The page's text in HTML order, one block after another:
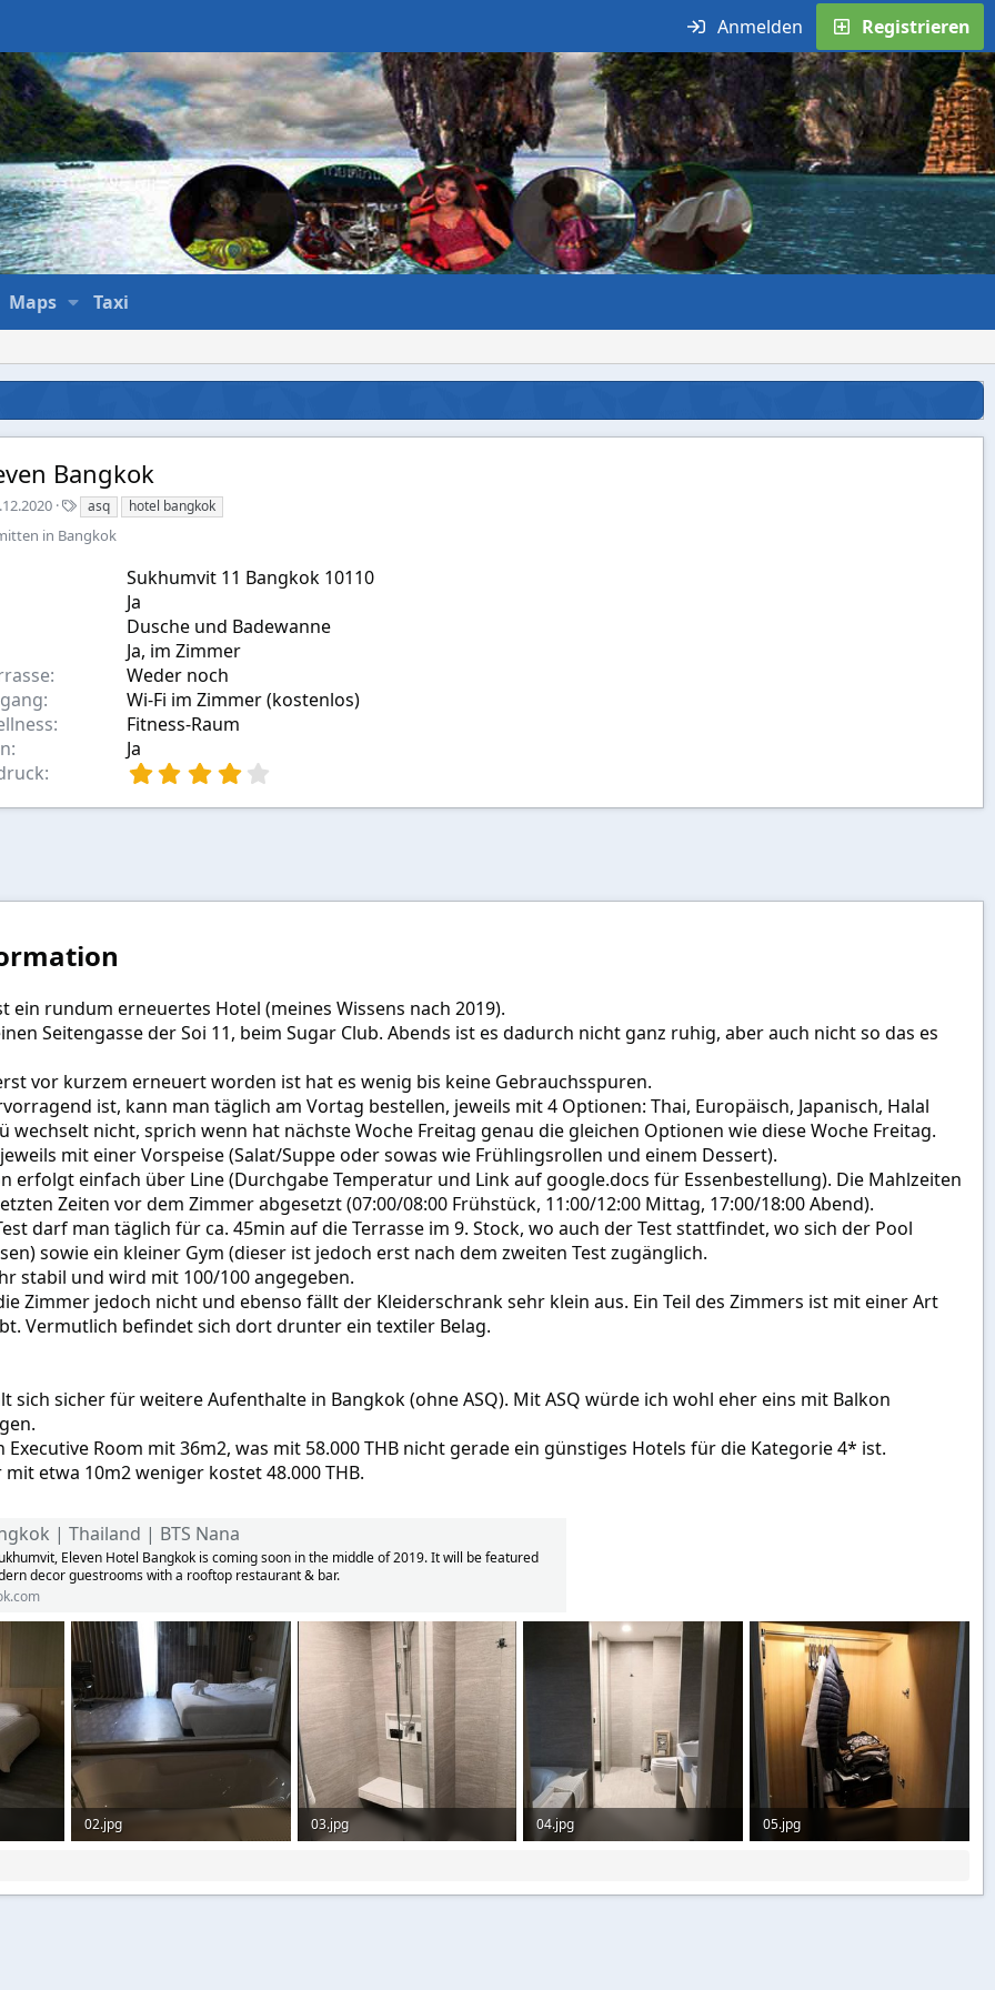
Anmelden Registrieren
Maps Taxi
Bangkok
S
t
i
asq hotel bangkok
in Bangkok
Sukhumvit 11 Bangkok 10110
Ja
Dusche und Badewanne
Ja, im Zimmer
Weder noch
Wi-Fi im Zimmer (kostenlos)
Fitness-Raum
Ja
0
e
)
ein rundum erneuertes Hotel (meines Wissens nach 2019).
Seitengasse der Soi 11, beim Sugar Club. Abends ist es dadurch nicht ganz ruhig, aber auch nicht so das es
vor kurzem erneuert worden ist hat es wenig bis keine Gebrauchsspuren.
ist, kann man täglich am Vortag bestellen, jeweils mit 4 Optionen: Thai, Europäisch, Japanisch, Halal
wechselt nicht, sprich wenn hat nächste Woche Freitag genau die gleichen Optionen wie diese Woche Freitag.
mit einer Vorspeise (Salat/Suppe oder sowas wie Frühlingsrollen und einem Dessert).
erfolgt einfach über Line (Durchgabe Temperatur und Link auf google.docs für Essenbestellung). Die Mahlzeiten
Zeiten vor dem Zimmer abgesetzt (07:00/08:00 Frühstück, 11:00/12:00 Mittag, 17:00/18:00 Abend).
darf man täglich für ca. 45min auf die Terrasse im 9. Stock, wo auch der Test stattfindet, wo sich der Pool
sowie ein kleiner Gym (dieser ist jedoch erst nach dem zweiten Test zugänglich.
stabil und wird mit 100/100 angegeben.
Zimmer jedoch nicht und ebenso fällt der Kleiderschrank sehr klein aus. Ein Teil des Zimmers ist mit einer Art
Vermutlich befindet sich dort drunter ein textiler Belag.
sich sicher für weitere Aufenthalte in Bangkok (ohne ASQ). Mit ASQ würde ich wohl eher eins mit Balkon
Executive Room mit 36m2, was mit 58.000 THB nicht gerade ein günstiges Hotels für die Kategorie 4* ist.
mit etwa 10m2 weniger kostet 48.000 THB.
| Thailand | BTS Nana
Eleven Hotel Bangkok is coming soon in the middle of 2019. It will be featured
decor guestrooms with a rooftop restaurant & bar.
02.jpg
03.jpg
04.jpg
05.jpg